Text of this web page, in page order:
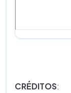
CRÉDITOS: